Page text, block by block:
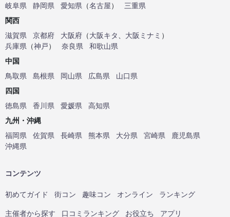
岐阜県
静岡県 愛知県 （名古屋）
三重県
関西
滋賀県
京都府 大阪府 （大阪キタ 大阪ミナミ ）
兵庫県 （神戸） 奈良県
和歌山県
中国
鳥取県
島根県 岡山県 広島県
山口県
四国
徳島県
香川県 愛媛県
高知県
九州・沖縄
福岡県
佐賀県 長崎県 熊本県 大分県 宮崎県
鹿児島県
沖縄県
コンテンツ
初めてガイド 街コン 趣味コン オンライン ランキング
主催者から探す 口コミランキング お役立ち アプリ